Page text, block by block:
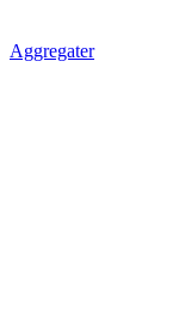
Aggregater